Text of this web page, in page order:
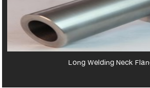
Long Welding Neck